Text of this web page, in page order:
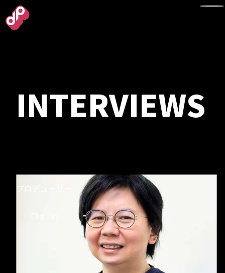
NEWS
ABOUT
- 会社紹介＆社長
メッセージ
INTERVIEWS
プロデューサー